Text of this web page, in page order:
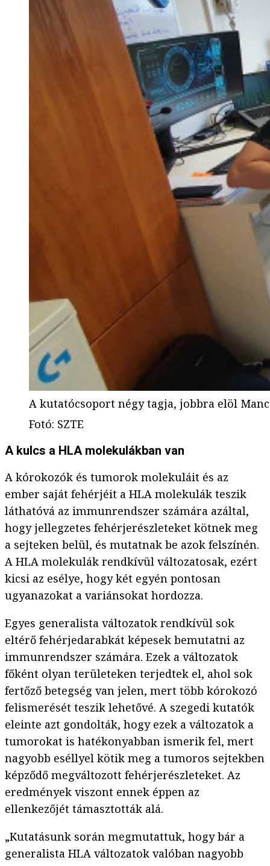
A kutatócsoport négy tagja, jobbra elöl
Fotó: SZTE
A kulcs a HLA molekulákban van
A kórokozók és tumorok molekuláit és az
ember saját fehérjéit a HLA molekulák teszik
láthatóvá az immunrendszer számára azáltal,
hogy jellegzetes fehérjerészleteket kötnek meg
a sejteken belül, és mutatnak be azok felszínén.
A HLA molekulák rendkívül változatosak, ezért
kicsi az esélye, hogy két egyén pontosan
ugyanazokat a variánsokat hordozza.
Egyes generalista változatok rendkívül sok
eltérő fehérjedarabkát képesek bemutatni az
immunrendszer számára. Ezek a változatok
főként olyan területeken terjedtek el, ahol sok
fertőző betegség van jelen, mert több kórokozó
felismerését teszik lehetővé. A szegedi kutatók
eleinte azt gondolták, hogy ezek a változatok a
tumorokat is hatékonyabban ismerik fel, mert
nagyobb eséllyel kötik meg a tumoros sejtekben
képződő megváltozott fehérjerészleteket. Az
eredmények viszont ennek éppen az
ellenkezőjét támasztották alá.
„Kutatásunk során megmutattuk, hogy bár a
generalista HLA változatok valóban nagyobb